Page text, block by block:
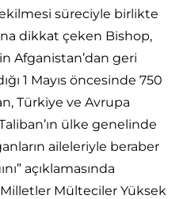
süreciyle birlikte
dikkat çeken Bishop,
Afganistan’dan geri
1 Mayıs öncesinde 750
Türkiye ve Avrupa
ülke genelinde
aileleriyle beraber
açıklamasında
Mülteciler Yüksek